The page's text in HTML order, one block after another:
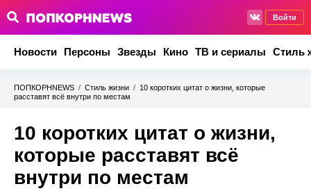
Войти
Новости Персоны Звезды Кино ТВ и сериалы Стиль
ПОПКОРНNEWS / Стиль жизни / 10 коротких цитат о жизни, которые
расставят всё внутри по местам
10 коротких цитат о жизни,
которые расставят всё
внутри по местам